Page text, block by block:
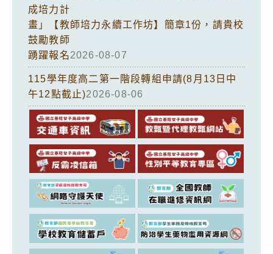
成培力計
畫」【教師培力永續工作坊】簡章1份，請貴校
鼓勵教師
踴躍報名2026-08-07
115學年度高二第一階段轉組申請(8月13日中
午12點截止)2026-08-06